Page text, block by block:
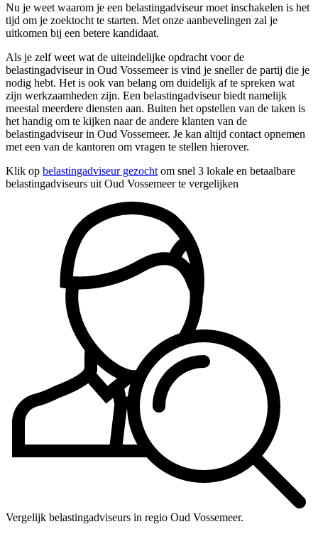
Nu je weet waarom je een belastingadviseur moet inschakelen is het
tijd om je zoektocht te starten. Met onze aanbevelingen zal je
uitkomen bij een betere kandidaat.
Als je zelf weet wat de uiteindelijke opdracht voor de
belastingadviseur in Oud Vossemeer is vind je sneller de partij die je
nodig hebt. Het is ook van belang om duidelijk af te spreken wat
zijn werkzaamheden zijn. Een belastingadviseur biedt namelijk
meestal meerdere diensten aan. Buiten het opstellen van de taken is
het handig om te kijken naar de andere klanten van de
belastingadviseur in Oud Vossemeer. Je kan altijd contact opnemen
met een van de kantoren om vragen te stellen hierover.
Klik op belastingadviseur gezocht om snel 3 lokale en betaalbare
belastingadviseurs uit Oud Vossemeer te vergelijken
Vergelijk belastingadviseurs in regio Oud Vossemeer.